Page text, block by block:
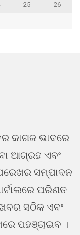
25 26
କାଗଜ ଭାବରେ
ଆଗ୍ରହ ଏବଂ
ସମ୍ପାଦନ
ପରିଣତ
ସଠିକ ଏବଂ
ପହଞ୍ଚାଇବ ।